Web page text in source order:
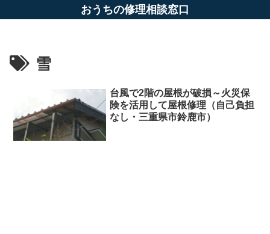
おうちの修理相談窓口
雪
台風で2階の屋根が破損～火災保
険を活用して屋根修理（自己負担
なし・三重県市鈴鹿市）